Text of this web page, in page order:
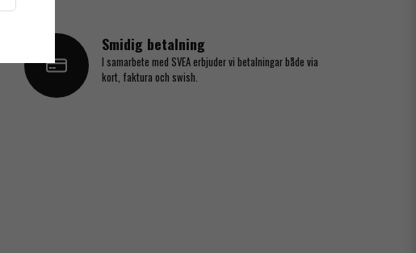
Smidig betalning
I samarbete med SVEA erbjuder vi betalningar både via
kort, faktura och swish.